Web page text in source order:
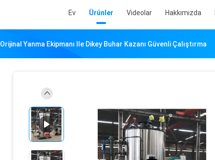
Ev Ürünler Videolar Hakkımızda
Orijinal Yanma Ekipmanı Ile Dikey Buhar Kazanı Güvenli Çalıştırma